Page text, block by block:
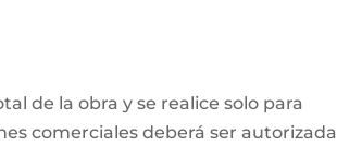
de la obra y se realice solo para
comerciales deberá ser autorizada